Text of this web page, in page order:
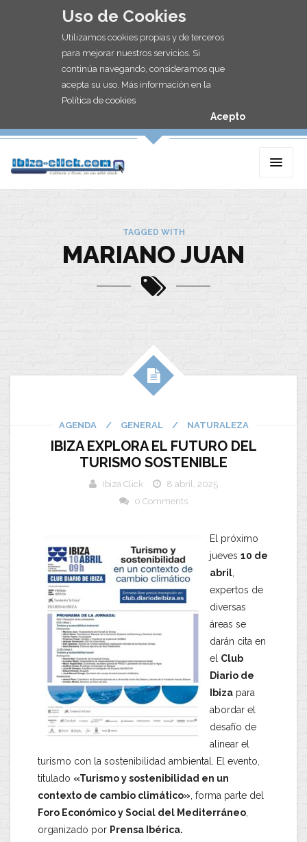
Uso de Cookies
Utilizamos cookies propias y de terceros
para mejorar nuestros servicios. Si
continúa navegando, consideramos que
acepta su uso. Más información en la
Política de cookies
Acepto
TAGGED WITH
MARIANO JUAN
AGENDA / GENERAL / NATURALEZA
IBIZA EXPLORA EL FUTURO DEL
TURISMO SOSTENIBLE
Ibiza Click
8 abril, 2025
0 Comments
El próximo
jueves 10 de
abril
expertos de
diversas
áreas se
darán cita en
el Club
Diario de
Ibiza para
abordar el
desafío de
alinear el
turismo con la sostenibilidad ambiental. El evento,
titulado «Turismo y sostenibilidad en un
contexto de cambio climático» , forma parte del
Foro Económico y Social del Mediterráneo
organizado por Prensa Ibérica.